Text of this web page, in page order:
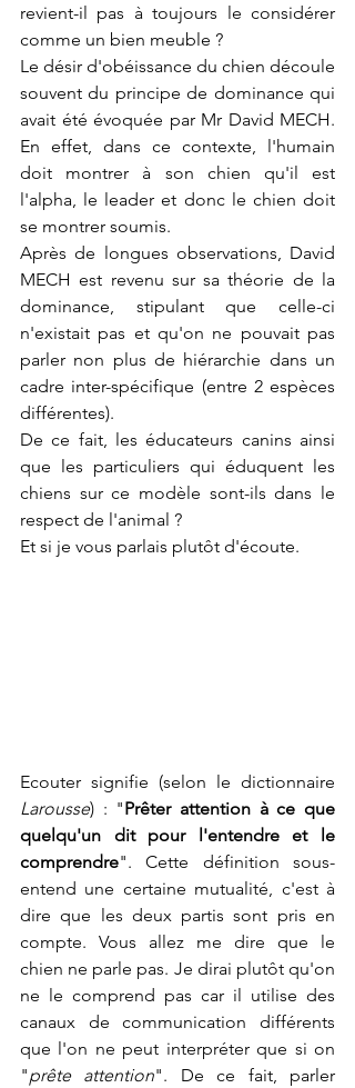
revient-il pas à toujours le considérer
comme un bien meuble ?
Le désir d'obéissance du chien découle
souvent du principe de dominance qui
avait été évoquée par Mr David MECH.
En effet, dans ce contexte, l'humain
doit montrer à son chien qu'il est
l'alpha, le leader et donc le chien doit
se montrer soumis.
Après de longues observations, David
MECH est revenu sur sa théorie de la
dominance, stipulant que celle-ci
n'existait pas et qu'on ne pouvait pas
parler non plus de hiérarchie dans un
cadre inter-spécifique (entre 2 espèces
différentes).
De ce fait, les éducateurs canins ainsi
que les particuliers qui éduquent les
chiens sur ce modèle sont-ils dans le
respect de l'animal ?
Et si je vous parlais plutôt d'écoute.
Larousse) : "Prêter attention à ce que
quelqu'un dit pour l'entendre et le
comprendre". Cette définition sous-
entend une certaine mutualité, c'est à
dire que les deux partis sont pris en
compte. Vous allez me dire que le
chien ne parle pas. Je dirai plutôt qu'on
ne le comprend pas car il utilise des
canaux de communication différents
que l'on ne peut interpréter que si on
"prête attention". De ce fait, parler